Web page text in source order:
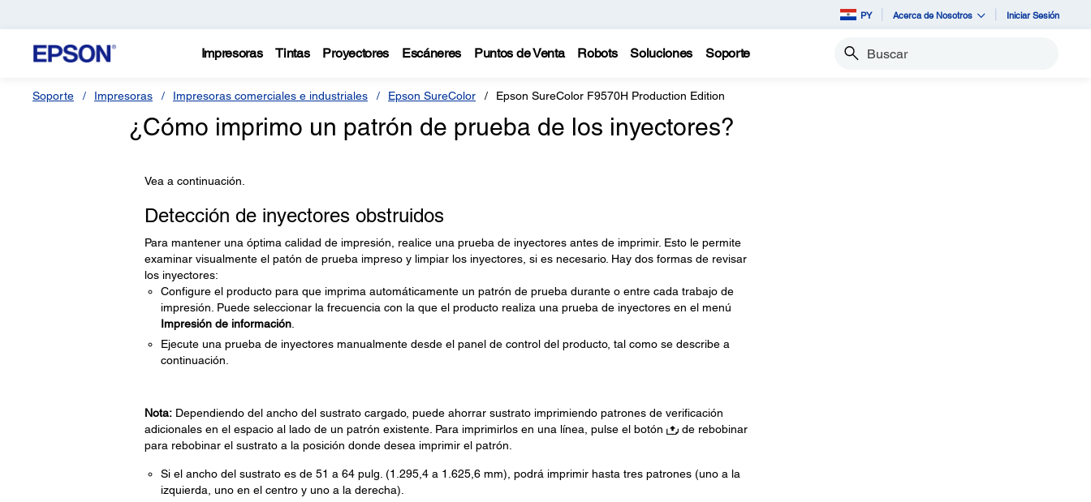
PY Acerca de Nosotros Iniciar Sesión
Impresoras Tintas Proyectores Escáneres Puntos de Venta Robots Soluciones Soporte Buscar
Soporte Impresoras Impresoras comerciales e industriales Epson SureColor Epson SureColor F9570H Production Edition
¿Cómo imprimo un patrón de prueba de los inyectores?
Vea a continuación.
Detección de inyectores obstruidos
Para mantener una óptima calidad de impresión, realice una prueba de inyectores antes de imprimir. Esto le permite
examinar visualmente el patón de prueba impreso y limpiar los inyectores, si es necesario. Hay dos formas de revisar
los inyectores:
Configure el producto para que imprima automáticamente un patrón de prueba durante o entre cada trabajo de
impresión. Puede seleccionar la frecuencia con la que el producto realiza una prueba de inyectores en el menú
Impresión de información.
Ejecute una prueba de inyectores manualmente desde el panel de control del producto, tal como se describe a
continuación.
Nota:Dependiendo del ancho del sustrato cargado, puede ahorrar sustrato imprimiendo patrones de verificación
adicionales en el espacio al lado de un patrón existente. Para imprimirlos en una línea, pulse el botón
de rebobinar
para rebobinar el sustrato a la posición donde desea imprimir el patrón.
Si el ancho del sustrato es de 51 a 64 pulg. (1.295,4 a 1.625,6 mm), podrá imprimir hasta tres patrones (uno a la
izquierda, uno en el centro y uno a la derecha).